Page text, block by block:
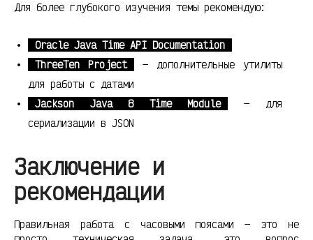
Для более глубокого изучения темы рекомендую:
Oracle Java Time API Documentation
ThreeTen Project
— дополнительные утилиты
для работы с датами
Jackson Java 8 Time Module
— для
сериализации в JSON
Заключение и
рекомендации
Правильная работа с часовыми поясами — это не